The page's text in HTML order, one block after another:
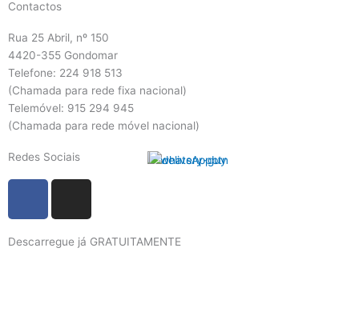
Contactos
Rua 25 Abril, nº 150
4420-355 Gondomar
Telefone: 224 918 513
(Chamada para rede fixa nacional)
Telemóvel: 915 294 945
(Chamada para rede móvel nacional)
Redes Sociais
e
t
Descarregue já GRATUITAMENTE